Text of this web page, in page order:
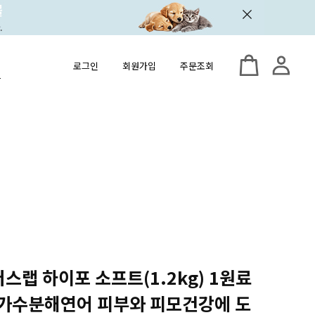
로그인 회원가입 주문조회
스랩 하이포 소프트(1.2kg) 1원료
수분해연어 피부와 피모건강에 도